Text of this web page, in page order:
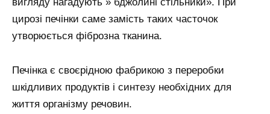
цирозі печінки саме замість таких часточок
утворюється фіброзна тканина.
Печінка є своєрідною фабрикою з переробки
шкідливих продуктів і синтезу необхідних для
життя організму речовин.